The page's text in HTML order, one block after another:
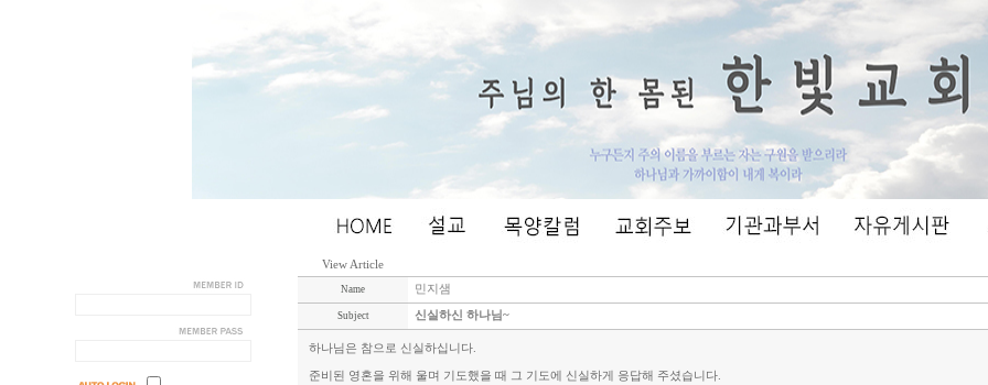
View Article
Name 민지샘
Subject 신실하신 하나님~
하나님은 참으로 신실하십니다.
준비된 영혼을 위해 울며 기도했을 때 그 기도에 신실하게 응답해 주셨습니다.